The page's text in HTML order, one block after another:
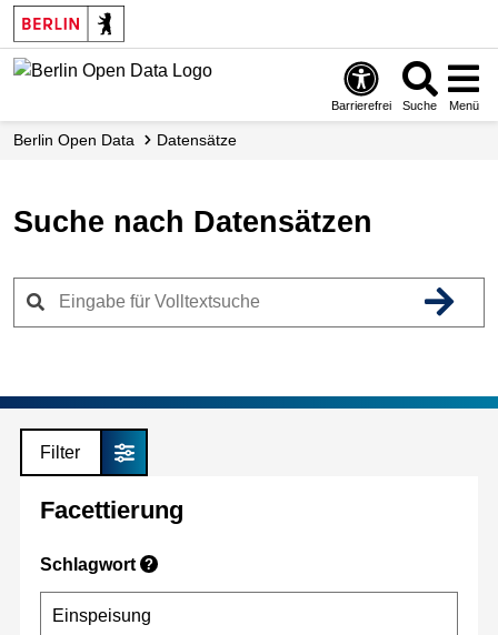
Skip
to
main
Barrierefrei Suche Menü
Berlin Open Data Datensätze
Suche nach Datensätzen
Filter
Facettierung
Schlagwort ?